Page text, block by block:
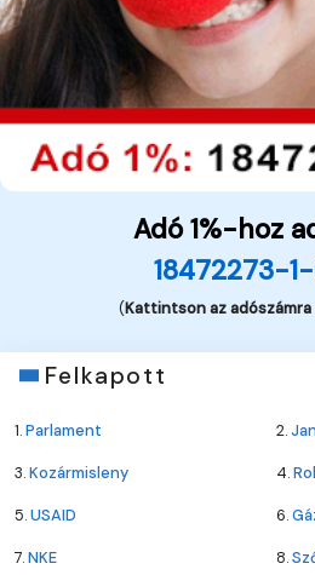
Adó 1%-hoz
18472273-
(Kattintson az adószámra
Felkapott
1.Parlament 2.
3.Kozármisleny 4.
5.USAID 6.
7.NKE 8.